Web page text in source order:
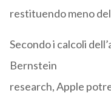
restituendo meno
Secondo i calcoli
Bernstein
research, Apple